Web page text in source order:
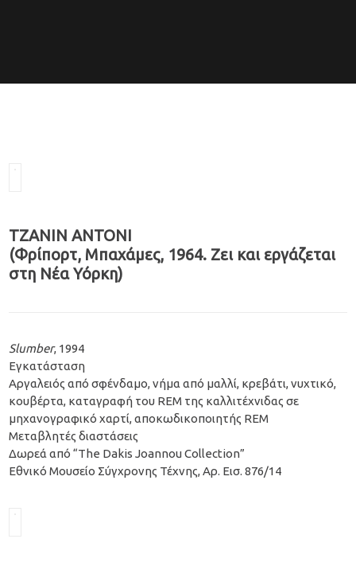
ΤΖΑΝΙΝ ΑΝΤΟΝΙ
(Φρίπορτ, Μπαχάμες, 1964. Ζει και εργάζεται
στη Νέα Υόρκη)
Slumber, 1994
Εγκατάσταση
Αργαλειός από σφένδαμο, νήμα από μαλλί, κρεβάτι, νυχτικό,
κουβέρτα, καταγραφή του REM της καλλιτέχνιδας σε
μηχανογραφικό χαρτί, αποκωδικοποιητής REM
Μεταβλητές διαστάσεις
Δωρεά από “The Dakis Joannou Collection”
Εθνικό Μουσείο Σύγχρονης Τέχνης, Aρ. Εισ. 876/14